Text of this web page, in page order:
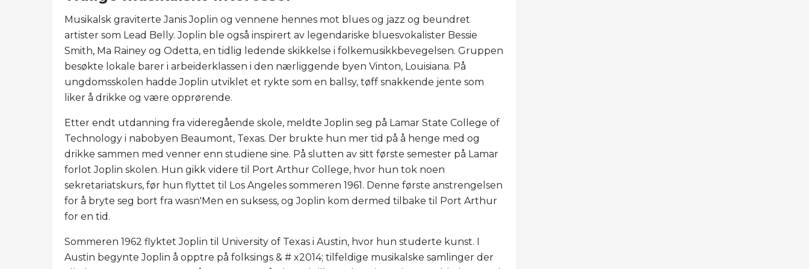
Musikalsk graviterte Janis Joplin og vennene hennes mot blues og jazz og beundret
artister som Lead Belly. Joplin ble også inspirert av legendariske bluesvokalister Bessie
Smith, Ma Rainey og Odetta, en tidlig ledende skikkelse i folkemusikkbevegelsen. Gruppen
besøkte lokale barer i arbeiderklassen i den nærliggende byen Vinton, Louisiana. På
ungdomsskolen hadde Joplin utviklet et rykte som en ballsy, tøff snakkende jente som
liker å drikke og være opprørende.
Etter endt utdanning fra videregående skole, meldte Joplin seg på Lamar State College of
Technology i nabobyen Beaumont, Texas. Der brukte hun mer tid på å henge med og
drikke sammen med venner enn studiene sine. På slutten av sitt første semester på Lamar
forlot Joplin skolen. Hun gikk videre til Port Arthur College, hvor hun tok noen
sekretariatskurs, før hun flyttet til Los Angeles sommeren 1961. Denne første anstrengelsen
for å bryte seg bort fra wasn'Men en suksess, og Joplin kom dermed tilbake til Port Arthur
for en tid.
Sommeren 1962 flyktet Joplin til University of Texas i Austin, hvor hun studerte kunst. I
Austin begynte Joplin å opptre på folksings & # x2014; tilfeldige musikalske samlinger der